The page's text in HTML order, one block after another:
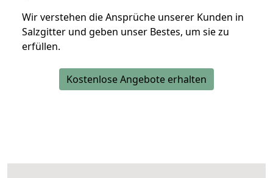
Wir verstehen die Ansprüche unserer Kunden in
Salzgitter und geben unser Bestes, um sie zu
erfüllen.
Kostenlose Angebote erhalten